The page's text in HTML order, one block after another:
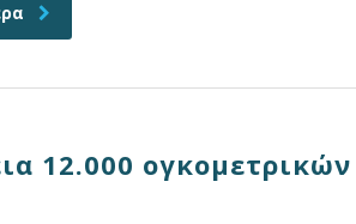
12.000